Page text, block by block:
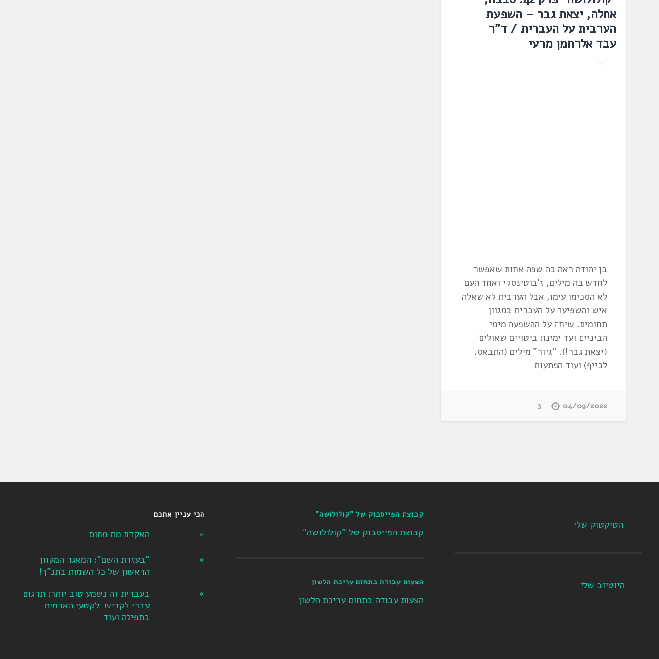
אחלה, יצאת גבר – השפעת
הערבית על העברית / ד"ר
עבד אלרחמן מרעי
בן יהודה ראה בה שפה אחות שאפשר
לחדש בה מילים, ז'בוטינסקי ואחד העם
לא הסכימו עימו, אבל הערבית לא שאלה
איש והשפיעה על העברית במגוון
תחומים. שיחה על ההשפעה מימי
הביניים ועד ימינו: ביטויים שאולים
(יצאת גבר!), "גיור" מילים (התבאס,
לכייף) ועוד הפתעות
04/09/2022
3
הטיקטוק שלי
היוטיוב שלי
קבוצת הפייסבוק של "קולולושה"
קבוצת הפייסבוק של "קולולושה"
הצעות עבודה בתחום עריכת הלשון
הצעות עבודה בתחום עריכת הלשון
הכי עניין אתכם
האקדח מת מחום
"בעזרת השם": המאגר המקוון
הראשון של כל השמות בתנ"ך!
בעברית זה נשמע טוב יותר: תרגום
עברי לקדיש ולקטעי הארמית
בתפילה ועוד